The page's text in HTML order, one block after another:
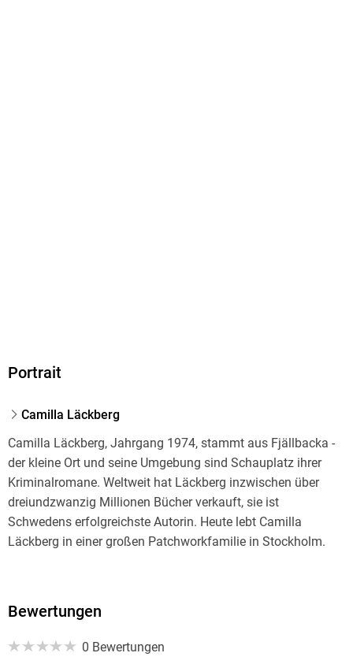
Portrait
Camilla Läckberg
Camilla Läckberg, Jahrgang 1974, stammt aus Fjällbacka -
der kleine Ort und seine Umgebung sind Schauplatz ihrer
Kriminalromane. Weltweit hat Läckberg inzwischen über
dreiundzwanzig Millionen Bücher verkauft, sie ist
Schwedens erfolgreichste Autorin. Heute lebt Camilla
Läckberg in einer großen Patchworkfamilie in Stockholm.
Bewertungen
0 Bewertungen